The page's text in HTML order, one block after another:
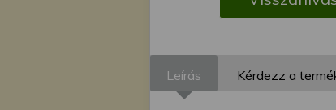
Leírás Kérdezz a